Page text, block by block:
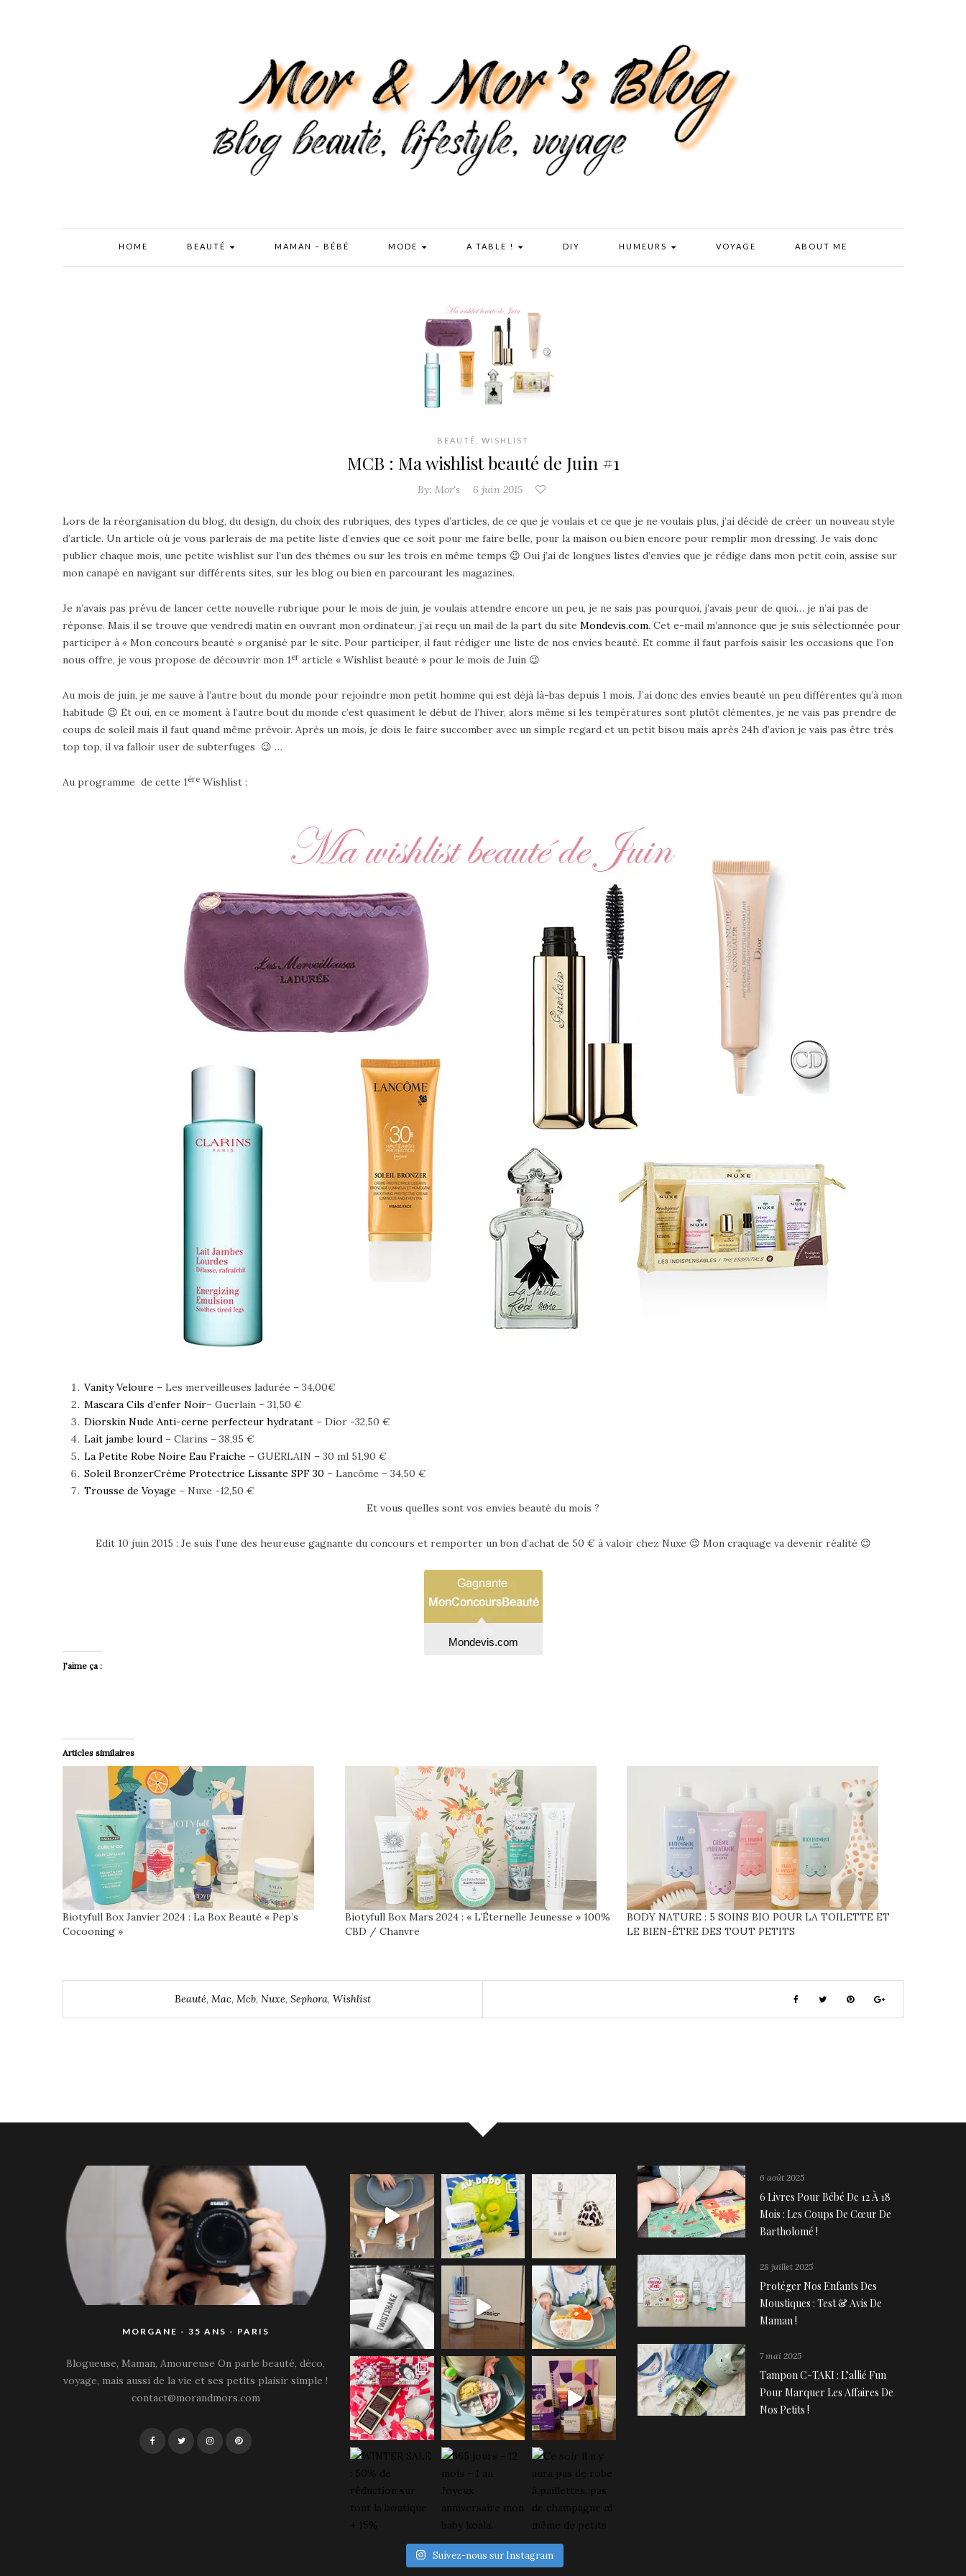
HOME BEAUTÉ MAMAN – BÉBÉ MODE A TABLE ! DIY HUMEURS VOYAGE ABOUT ME
BEAUTÉ WISHLIST
MCB : Ma wishlist beauté de Juin #1
By: Mor's 6 juin 2015
Lors de la réorganisation du blog, du design, du choix des rubriques, des types d’articles, de ce que je voulais et ce que je ne voulais plus, j’ai décidé de créer un nouveau style
d’article. Un article où je vous parlerais de ma petite liste d’envies que ce soit pour me faire belle, pour la maison ou bien encore pour remplir mon dressing. Je vais donc
publier chaque mois, une petite wishlist sur l’un des thèmes ou sur les trois en même temps 😉 Oui j’ai de longues listes d’envies que je rédige dans mon petit coin, assise sur
mon canapé en navigant sur différents sites, sur les blog ou bien en parcourant les magazines.
Je n’avais pas prévu de lancer cette nouvelle rubrique pour le mois de juin, je voulais attendre encore un peu, je ne sais pas pourquoi, j’avais peur de quoi… je n’ai pas de
réponse. Mais il se trouve que vendredi matin en ouvrant mon ordinateur, j’ai reçu un mail de la part du site Mondevis.com. Cet e-mail m’annonce que je suis sélectionnée pour
participer à « Mon concours beauté » organisé par le site. Pour participer, il faut rédiger une liste de nos envies beauté. Et comme il faut parfois saisir les occasions que l’on
nous offre, je vous propose de découvrir mon 1er article « Wishlist beauté » pour le mois de Juin 😉
Au mois de juin, je me sauve à l’autre bout du monde pour rejoindre mon petit homme qui est déjà là-bas depuis 1 mois. J’ai donc des envies beauté un peu différentes qu’à mon
habitude 😉 Et oui, en ce moment à l’autre bout du monde c’est quasiment le début de l’hiver, alors même si les températures sont plutôt clémentes, je ne vais pas prendre de
coups de soleil mais il faut quand même prévoir. Après un mois, je dois le faire succomber avec un simple regard et un petit bisou mais après 24h d’avion je vais pas être très
top top, il va falloir user de subterfuges 😉 …
Au programme de cette 1ère Wishlist :
Vanity Veloure – Les merveilleuses ladurée – 34,00€
Mascara Cils d’enfer Noir– Guerlain – 31,50 €
Diorskin Nude Anti-cerne perfecteur hydratant – Dior -32,50 €
Lait jambe lourd – Clarins – 38,95 €
La Petite Robe Noire Eau Fraiche – GUERLAIN – 30 ml 51,90 €
Soleil BronzerCrème Protectrice Lissante SPF 30 – Lancôme – 34,50 €
Trousse de Voyage – Nuxe -12,50 €
Et vous quelles sont vos envies beauté du mois ?
Edit 10 juin 2015 : Je suis l’une des heureuse gagnante du concours et remporter un bon d’achat de 50 € à valoir chez Nuxe 😉 Mon craquage va devenir réalité 😉
Mondevis.com
J’aime ça :
Articles similaires
Biotyfull Box Janvier 2024 : La Box Beauté « Pep’s
Cocooning »
Biotyfull Box Mars 2024 : « L’Éternelle Jeunesse » 100%
CBD / Chanvre
BODY NATURE : 5 SOINS BIO POUR LA TOILETTE ET
LE BIEN-ÊTRE DES TOUT PETITS
Beauté, Mac, Mcb, Nuxe, Sephora, Wishlist
MORGANE - 35 ANS - PARIS
Blogueuse, Maman, Amoureuse On parle beauté, déco,
voyage, mais aussi de la vie et ses petits plaisir simple !
contact@morandmors.com
Suivez-nous sur Instagram
6 août 2025
6 Livres Pour Bébé De 12 À 18
Mois : Les Coups De Cœur De
Bartholomé !
28 juillet 2025
Protéger Nos Enfants Des
Moustiques : Test & Avis De
Maman !
7 mai 2025
Tampon C-TAKI : L’allié Fun
Pour Marquer Les Affaires De
Nos Petits !